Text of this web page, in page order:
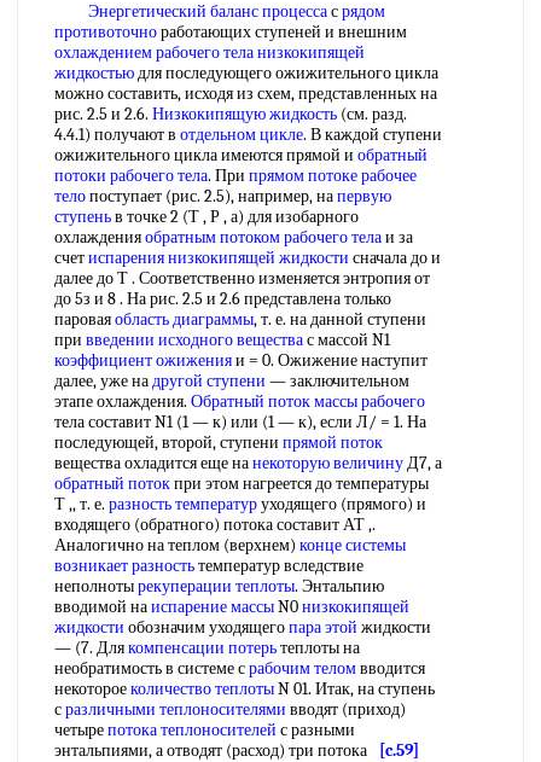
Энергетический баланс процессасрядом
противоточноработающих ступеней и внешним
охлаждением рабочего теланизкокипящей
жидкостьюдля последующего ожижительного цикла
можно составить, исходя из схем, представленных на
рис. 2.5 и 2.6. Низкокипящую жидкость (см. разд.
4.4.1) получают в отдельном цикле. В каждой ступени
ожижительного цикла имеются прямой и обратный
потоки рабочего тела. При прямом потокерабочее
телопоступает (рис. 2.5), например, напервую
ступеньв точке 2 (Т , Р , а) для изобарного
охлажденияобратным потокомрабочего телаи за
счетиспарения низкокипящей жидкости сначала до и
далее до Т . Соответственно изменяется энтропия от
до 5з и 8 . На рис. 2.5 и 2.6 представлена только
пароваяобласть диаграммы, т. е. на данной ступени
при введении исходного веществас массой N1
коэффициент ожиженияи = 0. Ожижение наступит
далее, уже надругой ступени — заключительном
этапе охлаждения. Обратный потокмассы рабочего
тела составит N1 (1 — к) или (1 — к), если Л/ = 1. На
последующей, второй, ступени прямой поток
вещества охладится еще нанекоторую величинуД7, а
обратный потокпри этом нагреется до температуры
Т ,, т. е. разность температуруходящего (прямого) и
входящего (обратного) потока составит АТ ,.
Аналогично на теплом (верхнем) конце системы
возникает разностьтемператур вследствие
неполнотырекуперации теплоты. Энтальпию
вводимой наиспарение массыN0низкокипящей
жидкости обозначим уходящегопара этой жидкости
— (7. Длякомпенсации потерьтеплоты на
необратимость в системе срабочим теломвводится
некотороеколичество теплотыN 01. Итак, на ступень
сразличными теплоносителями вводят (приход)
четырепотока теплоносителей с разными
энтальпиями, а отводят (расход) три потока
[c.59]